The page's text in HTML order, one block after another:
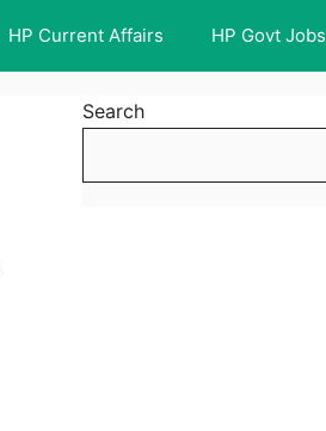
HP Current Affairs HP Govt Jobs
Search